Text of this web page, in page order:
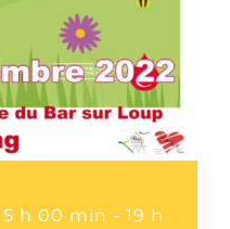
h 00 min - 19 h